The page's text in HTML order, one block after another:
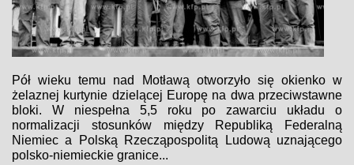
Pół wieku temu nad Motławą otworzyło się okienko w
żelaznej kurtynie dzielącej Europę na dwa przeciwstawne
bloki. W niespełna 5,5 roku po zawarciu układu o
normalizacji stosunków między Republiką Federalną
Niemiec a Polską Rzecząpospolitą Ludową uznającego
polsko-niemieckie granice...